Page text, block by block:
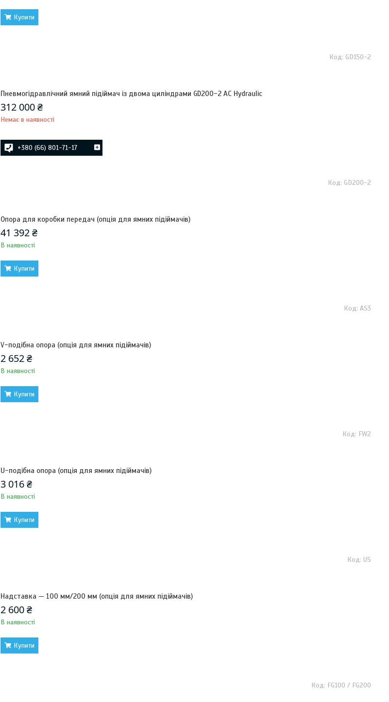
Купити
GD150-2
Пневмогідравлічний ямний підіймач із двома циліндрами GD200-2 AC Hydraulic
312 000 ₴
Немає в наявності
+380 (66) 801-71-17
GD200-2
Опора для коробки передач (опція для ямних підіймачів)
41 392 ₴
В наявності
Купити
AS3
V-подібна опора (опція для ямних підіймачів)
2 652 ₴
В наявності
Купити
FW2
U-подібна опора (опція для ямних підіймачів)
3 016 ₴
В наявності
Купити
US
Надставка — 100 мм/200 мм (опція для ямних підіймачів)
2 600 ₴
В наявності
Купити
FG100 / FG200